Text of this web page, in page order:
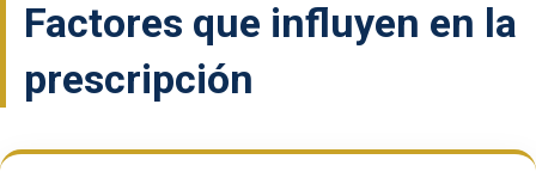
Factores que influyen en la
prescripción